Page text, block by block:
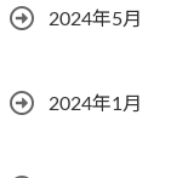
2024年5月
2024年1月